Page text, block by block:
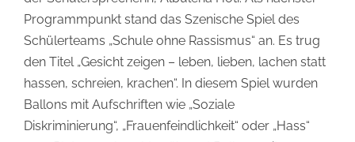
Programmpunkt stand das Szenische Spiel des
Schülerteams „Schule ohne Rassismus“ an. Es trug
den Titel „Gesicht zeigen – leben, lieben, lachen statt
hassen, schreien, krachen“. In diesem Spiel wurden
Ballons mit Aufschriften wie „Soziale
Diskriminierung“, „Frauenfeindlichkeit“ oder „Hass“